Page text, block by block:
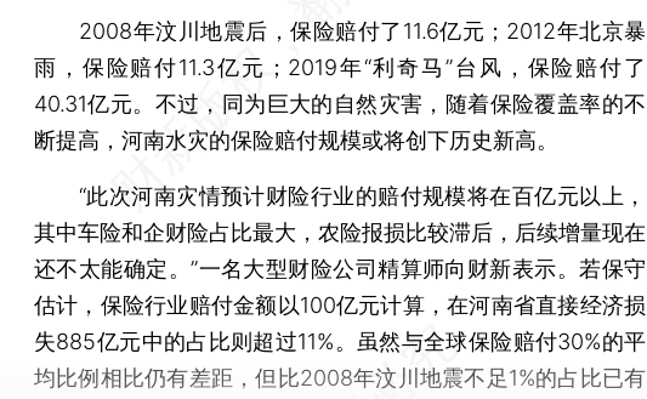
2008年汶川地震后，保险赔付了11.6亿元；2012年北京暴
雨，保险赔付11.3亿元；2019年“利奇马”台风，保险赔付了
40.31亿元。不过，同为巨大的自然灾害，随着保险覆盖率的不
断提高，河南水灾的保险赔付规模或将创下历史新高。
“此次河南灾情预计财险行业的赔付规模将在百亿元以上，
其中车险和企财险占比最大，农险报损比较滞后，后续增量现在
还不太能确定。”一名大型财险公司精算师向财新表示。若保守
估计，保险行业赔付金额以100亿元计算，在河南省直接经济损
失885亿元中的占比则超过11%。虽然与全球保险赔付30%的平
均比例相比仍有差距，但比2008年汶川地震不足1%的占比已有